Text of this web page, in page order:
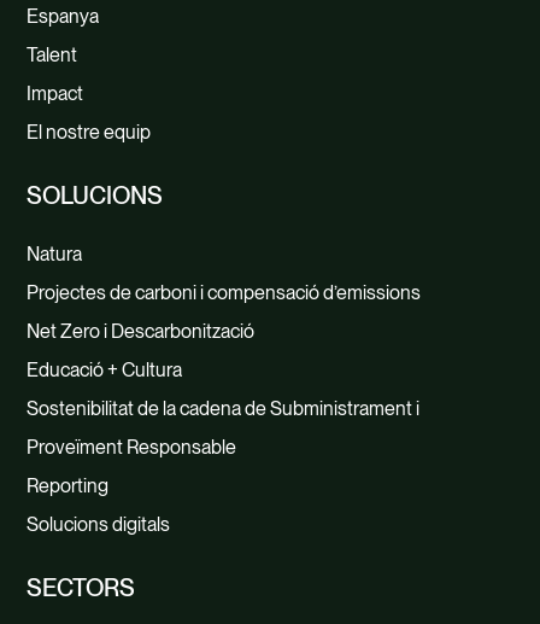
Espanya
Talent
Impact
El nostre equip
SOLUCIONS
Natura
Projectes de carboni i compensació d’emissions
Net Zero i Descarbonització
Educació + Cultura
Sostenibilitat de la cadena de Subministrament i
Proveïment Responsable
Reporting
Solucions digitals
SECTORS